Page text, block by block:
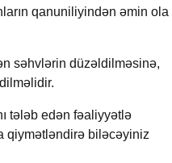
qanuniliyindən əmin ola
səhvlərin düzəldilməsinə,
tələb edən fəaliyyətlə
qiymətləndirə biləcəyiniz